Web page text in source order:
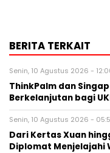
BERITA TERKAIT
Senin, 10 Agustus 2026 -
ThinkPalm dan
Berkelanjutan bagi
Senin, 10 Agustus 2026 -
Dari Kertas Xuan
Diplomat Menjelajahi